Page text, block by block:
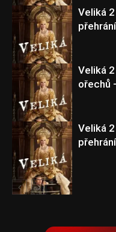
Veliká 2
Veliká 2
Veliká
přehrání
Veliká 2
Veliká
ořechů
Veliká
přehrání